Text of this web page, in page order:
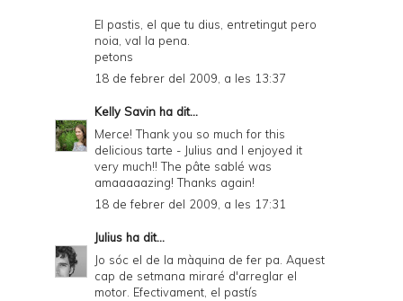
El pastis, el que tu dius, entretingut pero
noia, val la pena.
petons
18 de febrer del 2009, a les 13:37
Kelly Savin ha dit...
Merce! Thank you so much for this
delicious tarte - Julius and I enjoyed it
very much!! The pâte sablé was
amaaaaazing! Thanks again!
18 de febrer del 2009, a les 17:31
Julius ha dit...
Jo sóc el de la màquina de fer pa. Aquest
cap de setmana miraré d'arreglar el
motor. Efectivament, el pastís